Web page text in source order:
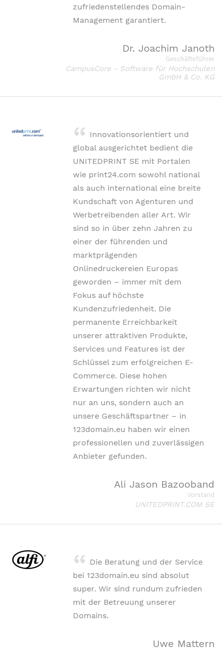
zufriedenstellendes Domain-
Management garantiert.
Dr. Joachim Janoth
Geschäftsführer
CampusCore - Software für Hochschulen
GmbH & Co. KG
Innovationsorientiert und
global ausgerichtet bedient die
UNITEDPRINT SE mit Portalen
wie print24.com sowohl national
als auch international eine breite
Kundschaft von Agenturen und
Werbetreibenden aller Art. Wir
sind so in über zehn Jahren zu
einer der führenden und
marktprägenden
Onlinedruckereien Europas
geworden – immer mit dem
Fokus auf höchste
Kundenzufriedenheit. Die
permanente Erreichbarkeit
unserer attraktiven Produkte,
Services und Features ist der
Schlüssel zum erfolgreichen E-
Commerce. Diese hohen
Erwartungen richten wir nicht
nur an uns, sondern auch an
unsere Geschäftspartner – in
123domain.eu haben wir einen
professionellen und zuverlässigen
Anbieter gefunden.
Ali Jason Bazooband
Vorstand
UNITEDPRINT.COM SE
Die Beratung und der Service
bei 123domain.eu sind absolut
super. Wir sind rundum zufrieden
mit der Betreuung unserer
Domains.
Uwe Mattern